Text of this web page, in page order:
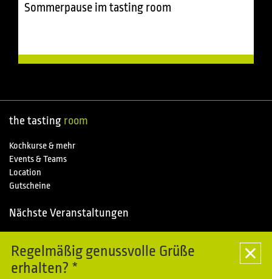
Sommerpause im tasting room
Regelmäßig genussvolle Grüße
erhalten? *
the tasting room
Kochkurse & mehr
Events & Teams
Location
Gutscheine
Nächste Veranstaltungen
Kochkurse im Piemonte entdecken - Sommerpause im tasting room